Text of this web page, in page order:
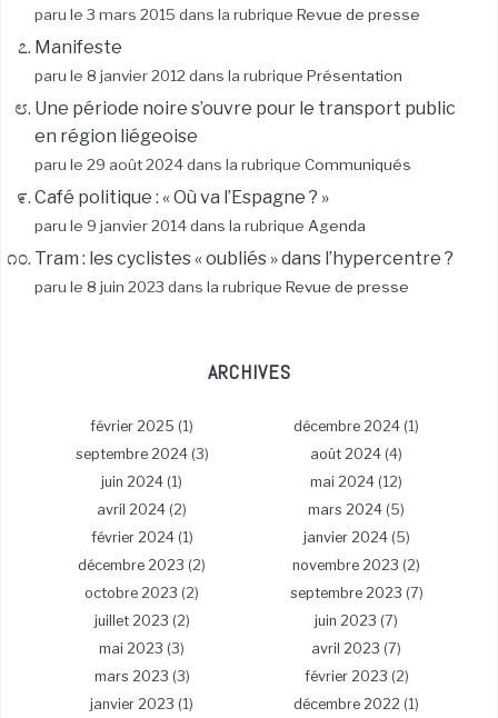
paru le 3 mars 2015 dans la rubrique Revue de presse
Manifeste
paru le 8 janvier 2012 dans la rubrique Présentation
Une période noire s’ouvre pour le transport public
en région liégeoise
paru le 29 août 2024 dans la rubrique Communiqués
Café politique : « Où va l’Espagne ? »
paru le 9 janvier 2014 dans la rubrique Agenda
Tram : les cyclistes « oubliés » dans l’hypercentre ?
paru le 8 juin 2023 dans la rubrique Revue de presse
ARCHIVES
février 2025 (1) décembre 2024 (1)
septembre 2024(3) août 2024 (4)
juin 2024 (1) mai 2024 (12)
avril 2024 (2) mars 2024 (5)
février 2024(1) janvier 2024(5)
décembre 2023 (2) novembre 2023 (2)
octobre 2023 (2) septembre 2023 (7)
juillet 2023 (2) juin 2023 (7)
mai 2023 (3) avril 2023 (7)
mars 2023 (3) février 2023 (2)
janvier 2023 (1) décembre 2022 (1)